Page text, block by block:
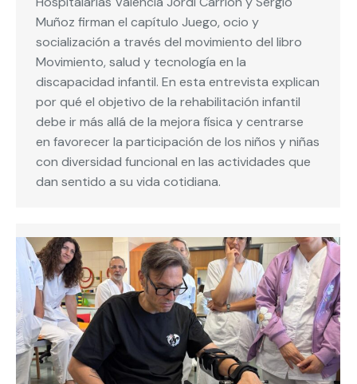
Muñoz firman el capítulo Juego, ocio y
socialización a través del movimiento del libro
Movimiento, salud y tecnología en la
discapacidad infantil. En esta entrevista explican
por qué el objetivo de la rehabilitación infantil
debe ir más allá de la mejora física y centrarse
en favorecer la participación de los niños y niñas
con diversidad funcional en las actividades que
dan sentido a su vida cotidiana.